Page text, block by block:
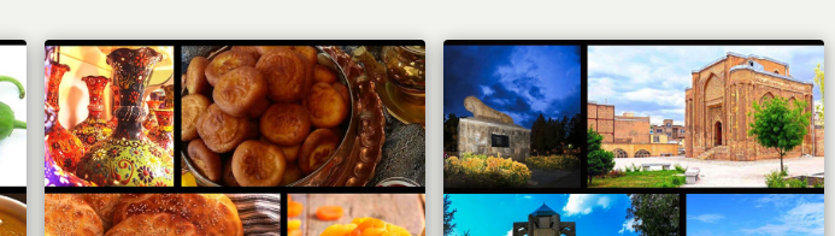
آداب معاشرت
ورزش/ سلامت/ زیبایی
تکنولوژی
خودرو